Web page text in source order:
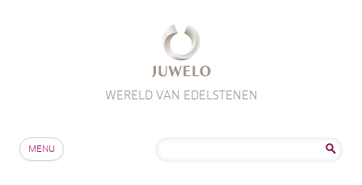
WERELD VAN EDELSTENEN
MENU